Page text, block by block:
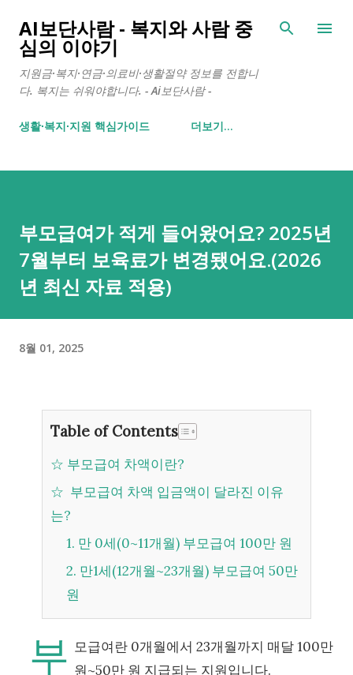
기본 콘텐츠로 건너뛰기
AI보단사람 - 복지와 사람 중
심의 이야기
지원금·복지·연금·의료비·생활절약 정보를 전합니
다. 복지는 쉬워야합니다. - Ai보단사람 -
생활∙복지∙지원 핵심가이드 더보기…
부모급여가 적게 들어왔어요? 2025년
7월부터 보육료가 변경됐어요.(2026
년 최신 자료 적용)
8월 01, 2025
Table of Contents
☆ 부모급여 차액이란?
☆ 부모급여 차액 입금액이 달라진 이유
는?
1. 만 0세(0~11개월) 부모급여 100만 원
2. 만1세(12개월~23개월) 부모급여 50만
원
부 모급여란 0개월에서 23개월까지 매달 100만
원~50만 원 지급되는 지원입니다.